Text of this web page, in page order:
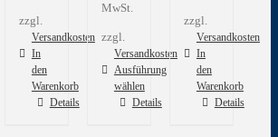
zzgl.
Versandkosten
In
den
Warenkorb
Details
MwSt.
zzgl.
Versandkosten
Ausführung
wählen
Dieses Details
zzgl.
Versandkosten
In
den
Warenkorb
Details